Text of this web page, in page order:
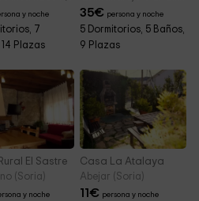
y noche
7
14 Plazas
35€ persona y noche
5 Dormitorios, 5 Baños,
9 Plazas
El Sastre
(Soria)
y noche
Casa La Atalaya
Abejar (Soria)
11€ persona y noche